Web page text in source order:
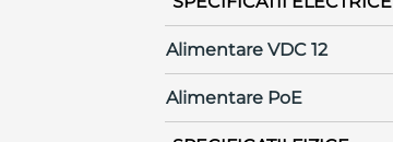
Alimentare VDC 12
Alimentare PoE